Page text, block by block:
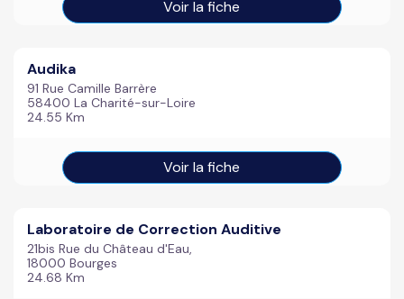
Voir la fiche
Audika
91 Rue Camille Barrère
58400 La Charité-sur-Loire
24.55 Km
Voir la fiche
Laboratoire de Correction Auditive
21bis Rue du Château d'Eau,
18000 Bourges
24.68 Km